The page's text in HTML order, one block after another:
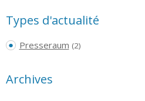
Types d'actualité
Presseraum (2)
Archives